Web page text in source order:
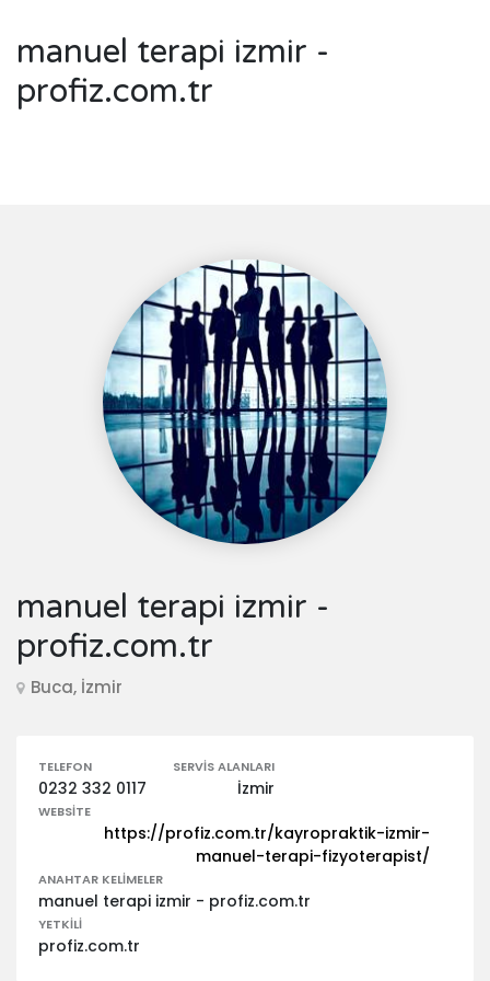
manuel terapi izmir -
profiz.com.tr
manuel terapi izmir -
profiz.com.tr
Buca, İzmir
TELEFON
0232 332 0117
SERVIS ALANLARI
İzmir
WEBSITE
https://profiz.com.tr/kayropraktik-izmir-
manuel-terapi-fizyoterapist/
ANAHTAR KELIMELER
manuel terapi izmir - profiz.com.tr
YETKILI
profiz.com.tr